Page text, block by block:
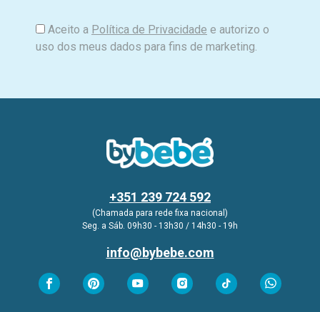
Aceito a Política de Privacidade e autorizo o
uso dos meus dados para fins de marketing.
+351 239 724 592
(Chamada para rede fixa nacional)
Seg. a Sáb. 09h30 - 13h30 / 14h30 - 19h
info@bybebe.com